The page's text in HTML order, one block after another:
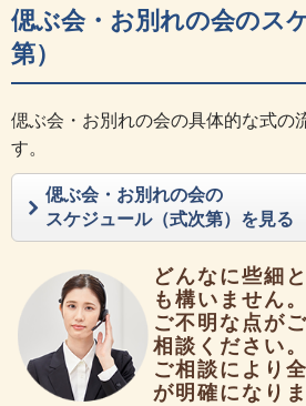
偲ぶ会・お別れの会のス
第）
偲ぶ会・お別れの会の具体的な式の
す。
偲ぶ会・お別れの会の
スケジュール（式次第）を見る
どんなに些細
も構いません。
ご不明な点が
相談ください。
ご相談により
が明確になりま